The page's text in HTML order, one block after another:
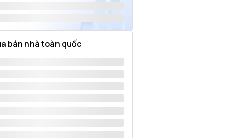
bán nhà toàn quốc